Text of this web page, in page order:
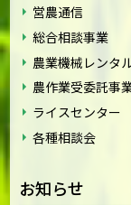
営農通信
総合相談事業
農業機械レンタ
農作業受委託事
ライスセンター
各種相談会
お知らせ